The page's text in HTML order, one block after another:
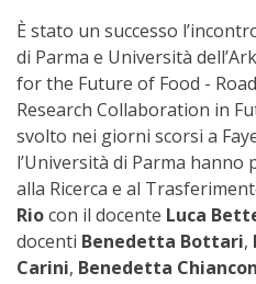
È stato un successo
di Parma e Università
for the Future of Food -
Research Collaboration in
svolto nei giorni scorsi a
l’Università di Parma
alla Ricerca e al
Riocon il docente Luca
docenti Benedetta Bottari,
Carini, Benedetta